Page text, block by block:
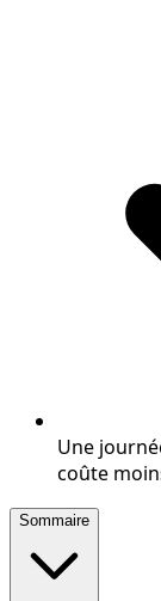
Une
coûte
Sommaire